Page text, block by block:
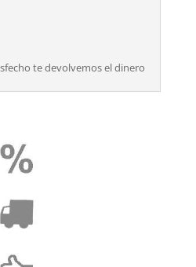
te devolvemos el dinero